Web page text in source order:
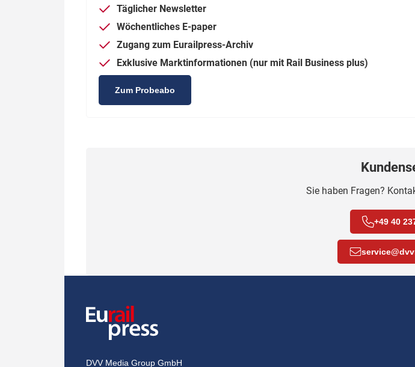
Dossier: ETCS
Dossier:
Stellwerksbesetzung
Täglicher Newsletter
Wöchentliches E-paper
Zugang zum Eurailpress-Archiv
Exklusive Marktinformationen (nur mit Rail Business plus)
Zum Probeabo
Sie haben Fragen?
+49 40
service@
DVV Media Group GmbH